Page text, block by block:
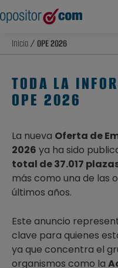
Inicio/ OPE 2026
TODA LA
OPE 2026
La nueva Oferta de
2026 ya ha sido
total de 37.017
más como una de las
últimos años.
Este anuncio
clave para quienes
ya que concentra el
organismos como la